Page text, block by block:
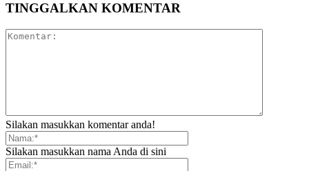
TINGGALKAN KOMENTAR
Silakan masukkan komentar anda!
Silakan masukkan nama Anda di sini